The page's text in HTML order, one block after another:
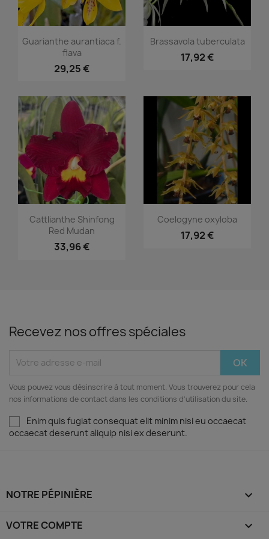
Aperçu rapide
Guarianthe aurantiaca f.
flava
29,25 €
Aperçu rapide
Brassavola tuberculata
17,92 €
Aperçu rapide
Cattlianthe Shinfong
Red Mudan
33,96 €
Aperçu rapide
Coelogyne oxyloba
17,92 €
Recevez nos offres spéciales
Vous pouvez vous désinscrire à tout moment. Vous trouverez pour cela
nos informations de contact dans les conditions d'utilisation du site.
Enim quis fugiat consequat elit minim nisi eu occaecat
occaecat deserunt aliquip nisi ex deserunt.
NOTRE PÉPINIÈRE 
VOTRE COMPTE 